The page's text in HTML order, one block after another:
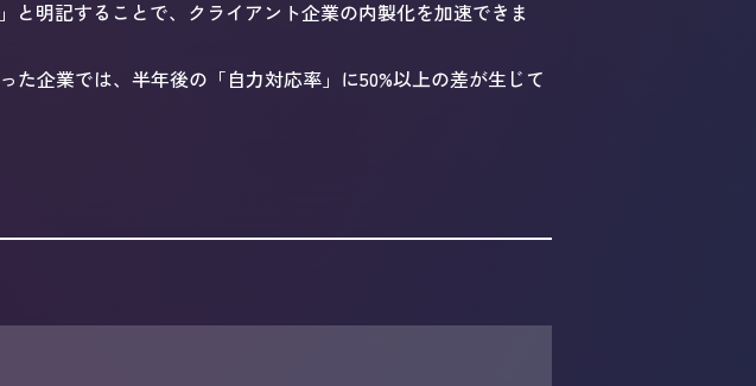
と明記することで、クライアント企業の内製化を加速できま
企業では、半年後の「自力対応率」に50%以上の差が生じて